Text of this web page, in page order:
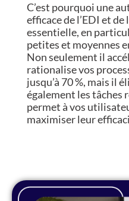
C’est pourquoi une
efficace de l’EDI et de
essentielle, en
petites et moyennes
Non seulement il
rationalise vos
jusqu’à 70 %, mais il
également les tâches
permet à vos
maximiser leur